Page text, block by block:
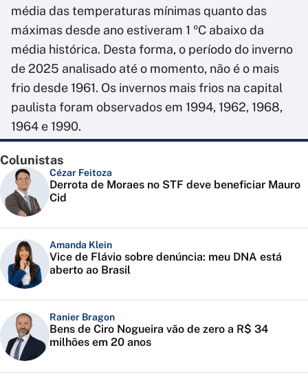
média das temperaturas mínimas quanto das
máximas desde ano estiveram 1 ºC abaixo da
média histórica. Desta forma, o período do inverno
de 2025 analisado até o momento, não é o mais
frio desde 1961. Os invernos mais frios na capital
paulista foram observados em 1994, 1962, 1968,
1964 e 1990.
Colunistas
Cézar Feitoza
Derrota de Moraes no STF deve beneficiar Mauro
Cid
Amanda Klein
Vice de Flávio sobre denúncia: meu DNA está
aberto ao Brasil
Ranier Bragon
Bens de Ciro Nogueira vão de zero a R$ 34
milhões em 20 anos